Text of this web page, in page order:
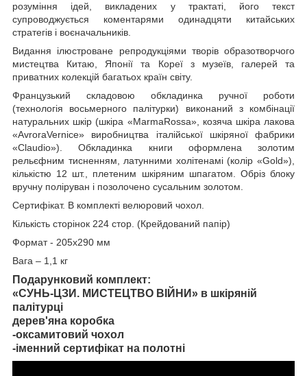
розуміння ідей, викладених у трактаті, його текст
супроводжується коментарями одинадцяти китайських
стратегів і воєначальників.
Видання ілюстроване репродукціями творів образотворчого
мистецтва Китаю, Японії та Кореї з музеїв, галерей та
приватних колекцій багатьох країн світу.
Французький складовою обкладинка ручної роботи
(технологія восьмерного палітурки) виконаний з комбінації
натуральних шкір (шкіра «MarmaRossa», козяча шкіра лакова
«AvroraVernice» виробництва італійської шкіряної фабрики
«Claudio»). Обкладинка книги оформлена золотим
рельєфним тисненням, латунними холітенамі (колір «Gold»),
кількістю 12 шт., плетеним шкіряним шпагатом. Обріз блоку
вручну поліруван і позолочено сусальним золотом.
Сертифікат. В комплекті велюровий чохол.
Кількість сторінок 224 стор. (Крейдований папір)
Формат - 205х290 мм
Вага – 1,1 кг
Подарунковий комплект:
«СУНЬ-ЦЗИ. МИСТЕЦТВО ВІЙНИ» в шкіряній
палітурці
дерев'яна коробка
-оксамитовий чохол
-іменний сертифікат на полотні